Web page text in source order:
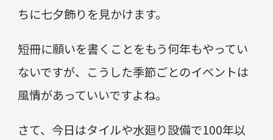
ちに七夕飾りを見かけます。
短冊に願いを書くことをもう何年もやってい
ないですが、こうした季節ごとのイベントは
風情があっていいですよね。
さて、今日はタイルや水廻り設備で100年以